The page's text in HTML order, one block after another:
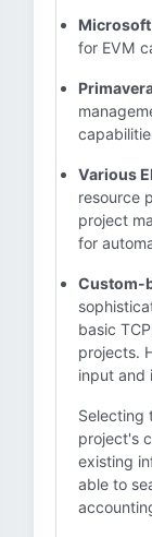
for EVM
Various
resource
project
for
Custom-
basic
projects.
input and
Selecting
project's
existing
able to